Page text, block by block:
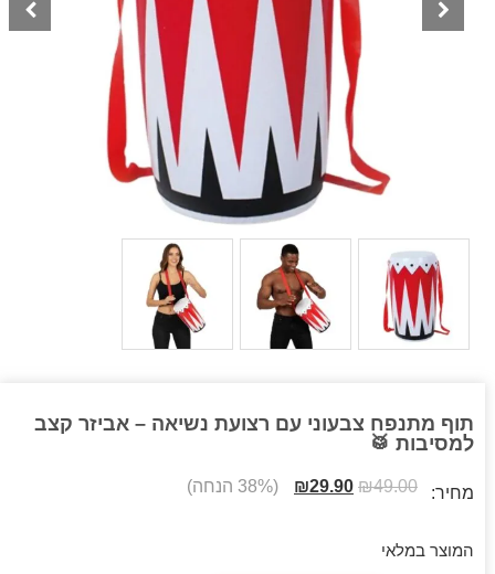
תוף מתנפח צבעוני עם רצועת נשיאה – אביזר קצב
למסיבות 🥁
מחיר: ₪49.00
₪29.90 (38% הנחה)
המוצר במלאי